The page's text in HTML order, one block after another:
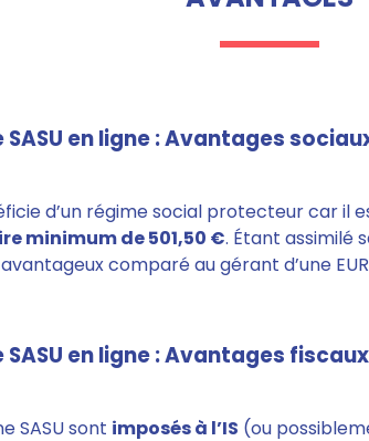
en ligne : Avantages
d’un régime social protecteur car il
minimum de 501,50 €. Étant assimilé
comparé au gérant d’une
en ligne : Avantages fiscaux
SASU sont imposés à l’IS (ou